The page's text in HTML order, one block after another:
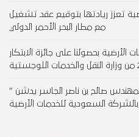
تعزز ريادتها بتوقيع عقد تشغيل
مع مطار البحر الأحمر الدولي
بحصولنا على جائزة الابتكار
صالح بن ناصر الجاسر يدشن ”
السعودية للخدمات الأرضية